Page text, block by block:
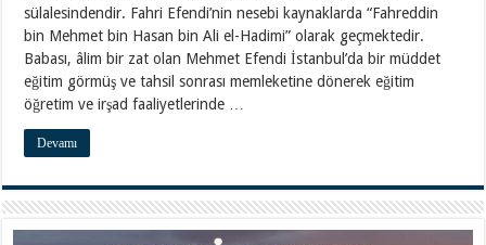
sülalesindendir. Fahri Efendi’nin nesebi kaynaklarda “Fahreddin
bin Mehmet bin Hasan bin Ali el-Hadimi” olarak geçmektedir.
Babası, âlim bir zat olan Mehmet Efendi İstanbul’da bir müddet
eğitim görmüş ve tahsil sonrası memleketine dönerek eğitim
öğretim ve irşad faaliyetlerinde …
Devamı